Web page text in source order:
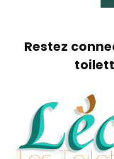
Restez